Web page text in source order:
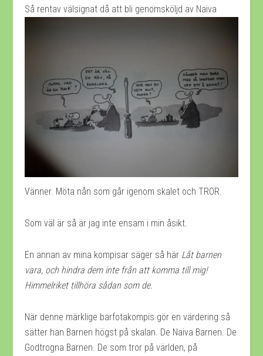
Så rentav välsignat då att bli genomskö ljd av Naiva
Vänner. Möta nån som går igenom skalet och TROR.
Som väl är så är jag inte ensam i min åsikt.
En annan av mina kompisar säger så här Låt barnen
vara, och hindra dem inte från att komma till mig!
Himmelriket tillhöra sådan som de.
När denne märklige barfotakompis gör en värdering så
sätter han Barnen högst på skalan. De Naiva Barnen. De
Godtrogna Barnen. De som tror på världen, på